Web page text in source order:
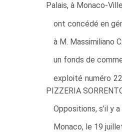
Palais, à Monaco-
ont concédé en
à M. Massimiliano
un fonds de
exploité numéro
PIZZERIA
Oppositions, s’il y
Monaco, le 19